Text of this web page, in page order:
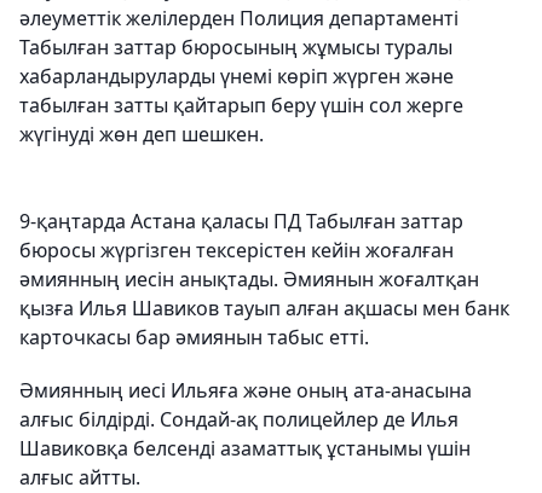
әлеуметтік желілерден Полиция департаменті
Табылған заттар бюросының жұмысы туралы
хабарландыруларды үнемі көріп жүрген және
табылған затты қайтарып беру үшін сол жерге
жүгінуді жөн деп шешкен.
9-қаңтарда Астана қаласы ПД Табылған заттар
бюросы жүргізген тексерістен кейін жоғалған
әмиянның иесін анықтады. Әмиянын жоғалтқан
қызға Илья Шавиков тауып алған ақшасы мен банк
карточкасы бар әмиянын табыс етті.
Әмиянның иесі Ильяға және оның ата-анасына
алғыс білдірді. Сондай-ақ полицейлер де Илья
Шавиковқа белсенді азаматтық ұстанымы үшін
алғыс айтты.